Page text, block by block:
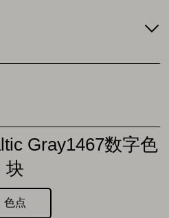
Gray1467数字色
块
色点